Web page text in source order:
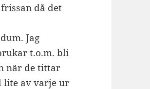
då det
Jag
t.o.m. bli
när de tittar
lite av varje ur